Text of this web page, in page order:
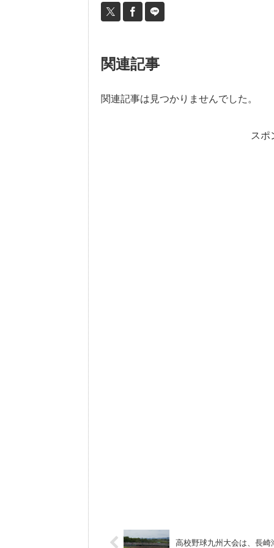
関連記事
関連記事は見つかりませんでした。
スポ
高校野球九州大会は、長崎